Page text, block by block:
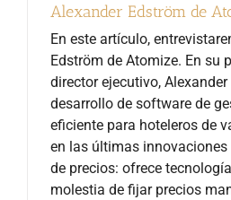
Alexander Edström de
En este artículo,
Edström de Atomize. En su
director ejecutivo,
desarrollo de software de
eficiente para hoteleros de
en las últimas
de precios: ofrece
molestia de fijar precios